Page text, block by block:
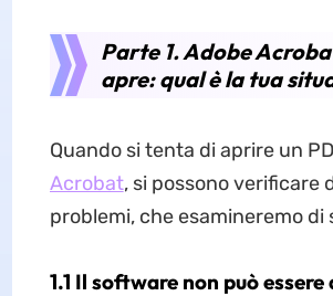
Parte 1. Adobe
apre: qual è la tua
Quando si tenta di aprire un
Acrobat, si possono verificare
problemi, che esamineremo di
1.1 Il software non può